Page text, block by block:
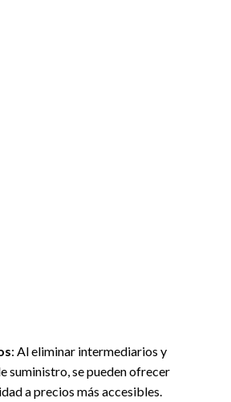
: Al eliminar intermediarios y
suministro, se pueden ofrecer
a precios más accesibles.